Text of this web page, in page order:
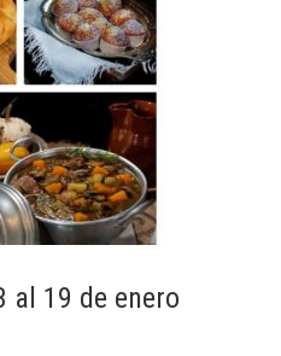
al 19 de enero